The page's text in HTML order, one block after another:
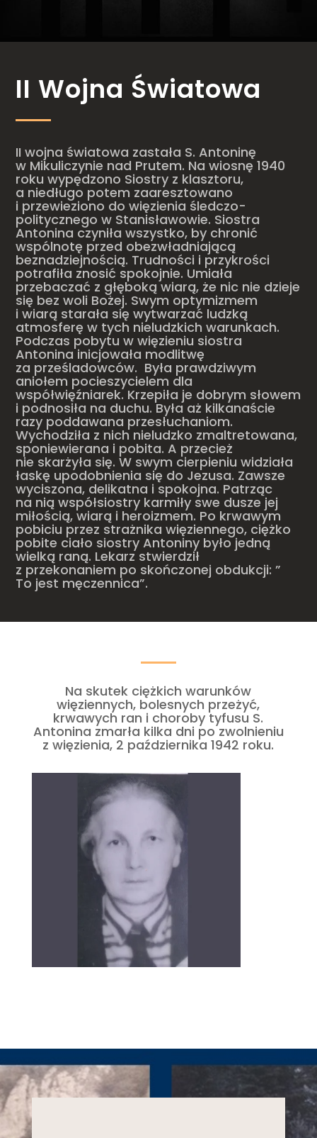
II Wojna Światowa
II wojna światowa zastała S. Antoninę
w Mikuliczynie nad Prutem. Na wiosnę 1940
roku wypędzono Siostry z klasztoru,
a niedługo potem zaaresztowano
i przewieziono do więzienia śledczo-
politycznego w Stanisławowie. Siostra
Antonina czyniła wszystko, by chronić
wspólnotę przed obezwładniającą
beznadziejnością. Trudności i przykrości
potrafiła znosić spokojnie. Umiała
przebaczać z głęboką wiarą, że nic nie dzieje
się bez woli Bożej. Swym optymizmem
i wiarą starała się wytwarzać ludzką
atmosferę w tych nieludzkich warunkach.
Podczas pobytu w więzieniu siostra
Antonina inicjowała modlitwę
za prześladowców. Była prawdziwym
aniołem pocieszycielem dla
współwięźniarek. Krzepiła je dobrym słowem
i podnosiła na duchu. Była aż kilkanaście
razy poddawana przesłuchaniom.
Wychodziła z nich nieludzko zmaltretowana,
sponiewierana i pobita. A przecież
nie skarżyła się. W swym cierpieniu widziała
łaskę upodobnienia się do Jezusa. Zawsze
wyciszona, delikatna i spokojna. Patrząc
na nią współsiostry karmiły swe dusze jej
miłością, wiarą i heroizmem. Po krwawym
pobiciu przez strażnika więziennego, ciężko
pobite ciało siostry Antoniny było jedną
wielką raną. Lekarz stwierdził
z przekonaniem po skończonej obdukcji: ”
To jest męczennica”.
Na skutek ciężkich warunków
więziennych, bolesnych przeżyć,
krwawych ran i choroby tyfusu S.
Antonina zmarła kilka dni po zwolnieniu
z więzienia, 2 października 1942 roku.